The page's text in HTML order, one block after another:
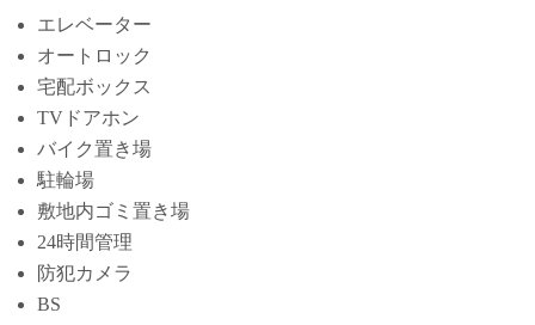
エレベーター
オートロック
宅配ボックス
TVドアホン
バイク置き場
駐輪場
敷地内ゴミ置き場
24時間管理
防犯カメラ
BS